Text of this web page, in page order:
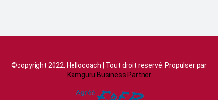
©copyright 2022, Hellocoach | Tout droit reservé. Propulser par
Kamguru Business Partner